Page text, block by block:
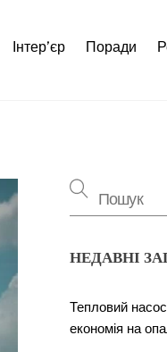
Інтер’єр Поради
НЕДАВНІ
Тепловий насос
економія на